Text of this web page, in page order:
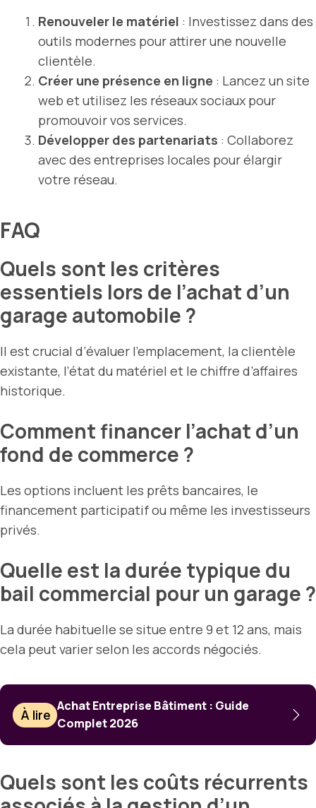
Renouveler le matériel : Investissez dans des
outils modernes pour attirer une nouvelle
clientèle.
Créer une présence en ligne : Lancez un site
web et utilisez les réseaux sociaux pour
promouvoir vos services.
Développer des partenariats : Collaborez
avec des entreprises locales pour élargir
votre réseau.
FAQ
Quels sont les critères
essentiels lors de l’achat d’un
garage automobile ?
Il est crucial d’évaluer l’emplacement, la clientèle
existante, l’état du matériel et le chiffre d’affaires
historique.
Comment financer l’achat d’un
fond de commerce ?
Les options incluent les prêts bancaires, le
financement participatif ou même les investisseurs
privés.
Quelle est la durée typique du
bail commercial pour un garage ?
La durée habituelle se situe entre 9 et 12 ans, mais
cela peut varier selon les accords négociés.
À lire
Achat Entreprise Bâtiment : Guide
Complet 2026
Quels sont les coûts récurrents